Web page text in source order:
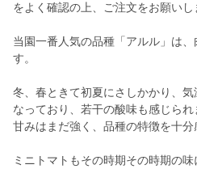
をよく確認の上、ご注文をお願いし
当園一番人気の品種「アルル」は
す。
冬、春ときて初夏にさしかかり、気
なっており、若干の酸味も感じら
甘みはまだ強く、品種の特徴を十分
ミニトマトもその時期その時期の